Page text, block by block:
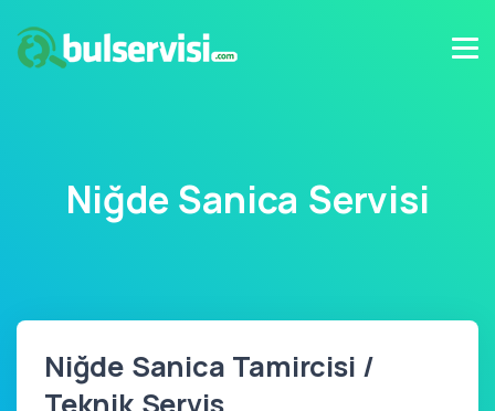
Niğde Sanica Servisi
Niğde Sanica Tamircisi /